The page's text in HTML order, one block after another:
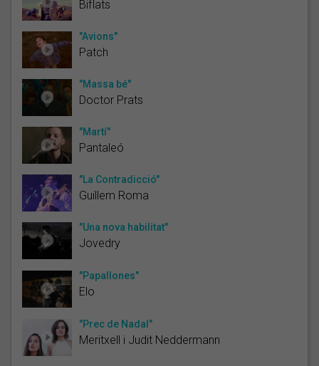
Biflats
"Avions"
Patch
"Massa bé"
Doctor Prats
"Martí"
Pantaleó
"La Contradicció"
Guillem Roma
"Una nova habilitat"
Jovedry
"Papallones"
Elo
"Prec de Nadal"
Meritxell i Judit Neddermann